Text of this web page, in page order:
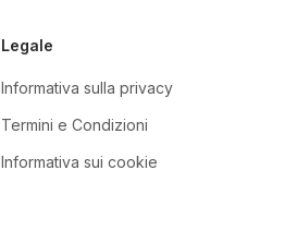
Legale
Informativa sulla privacy
Termini e Condizioni
Informativa sui cookie